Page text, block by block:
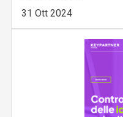
31 Ott 2024